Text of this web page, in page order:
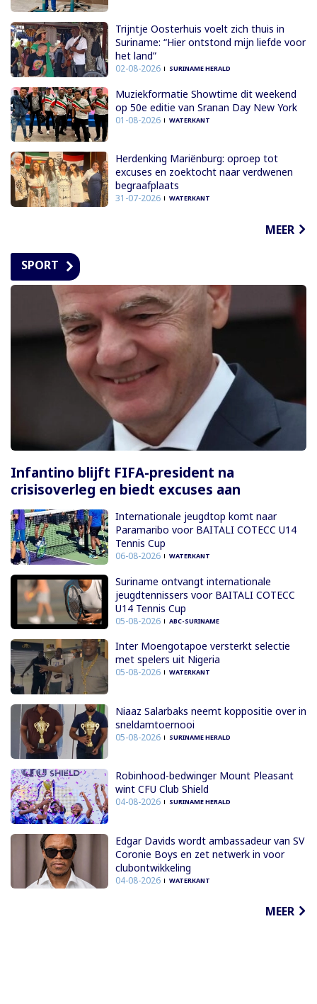
Trijntje Oosterhuis voelt zich thuis in
Suriname: “Hier ontstond mijn liefde voor
het land”
02-08-2026 SURINAME HERALD
Muziekformatie Showtime dit weekend
op 50e editie van Sranan Day New York
01-08-2026 WATERKANT
Herdenking Mariënburg: oproep tot
excuses en zoektocht naar verdwenen
begraafplaats
31-07-2026 WATERKANT
MEER
SPORT
Infantino blijft FIFA-president na
crisisoverleg en biedt excuses aan
Internationale jeugdtop komt naar
Paramaribo voor BAITALI COTECC U14
Tennis Cup
06-08-2026 WATERKANT
Suriname ontvangt internationale
jeugdtennissers voor BAITALI COTECC
U14 Tennis Cup
05-08-2026 ABC-SURINAME
Inter Moengotapoe versterkt selectie
met spelers uit Nigeria
05-08-2026 WATERKANT
Niaaz Salarbaks neemt koppositie over in
sneldamtoernooi
05-08-2026 SURINAME HERALD
Robinhood-bedwinger Mount Pleasant
wint CFU Club Shield
04-08-2026 SURINAME HERALD
Edgar Davids wordt ambassadeur van SV
Coronie Boys en zet netwerk in voor
clubontwikkeling
04-08-2026 WATERKANT
MEER